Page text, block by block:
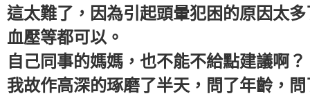
這太難了，因為引起頭暈犯困的原因太
血壓等都可以。
自己同事的媽媽，也不能不給點建議啊？
我故作高深的琢磨了半天，問了年齡，